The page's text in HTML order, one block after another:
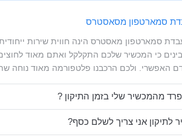
סמארטפון מסאסטרס
סמארטפון מאסטרס הינה חווית שירות
כי המכשיר שלכם התקלקל ואתם מאוד
האפשרי. ולכם הרכבנו פלטפורמה מאוד נוחה
מהמכשיר שלי בזמן התיקון ?
לתיקון אני צריך לשלם כסף?